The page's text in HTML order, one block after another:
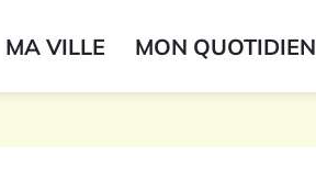
MA VILLE MON QUOTIDIEN